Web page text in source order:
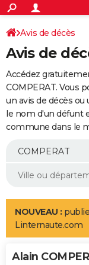
ACTUALITÉS
Politique
Société
Faits Divers
Education
Monde
Villes
+
SPORT
Coupe du monde
Football
Tennis
Cyclisme
Rugby
Forum
Programme TV
TNT
Streaming
Cinéma
Sorties cinéma
Musique
+
FINANCE
Impôts
Immobilier
Risques naturels par
Banque
Assurance
Crédit
AUTO
Essais
Réserver un essai
Citadines
Berlines
SUV
Forum auto
+
Mobiles
Meilleur smartphone
Internet
Ordinateurs
Jeux vidéo
Guide high-tech
Aménagement intérieur
LIFESTYLE
Art de vivre
Bien-être
Loisirs
Mode
Modes de vie
Alimentation
Guide de la santé
Maladies
Médicaments
Sommeil
VOYAGE
Avis de décès
Avis de
Accédez
COMPERAT. Vous
un avis de décès
le nom d'un défunt
commune dans le
NOUVEAU :
Linternaute.com
Alain